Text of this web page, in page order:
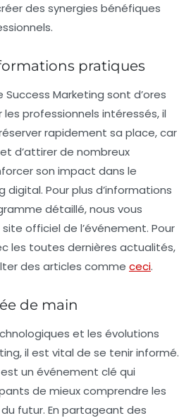
des synergies bénéfiques
pratiques
Success Marketing sont d’ores
professionnels intéressés, il
rapidement sa place, car
d’attirer de nombreux
son impact dans le
Pour plus d’informations
détaillé, nous vous
officiel de l’événement. Pour
les toutes dernières actualités,
des articles comme ceci.
de main
et les évolutions
il est vital de se tenir informé.
est un événement clé qui
de mieux comprendre les
futur. En partageant des